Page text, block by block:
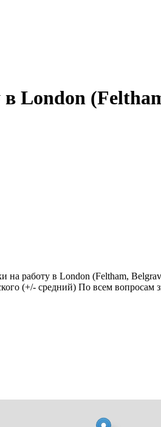
в London
работу в London (Feltham,
(+/- средний) По всем вопросам